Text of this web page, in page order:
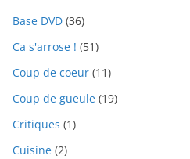
Base DVD (36)
Ca s'arrose ! (51)
Coup de coeur (11)
Coup de gueule (19)
Critiques (1)
Cuisine (2)